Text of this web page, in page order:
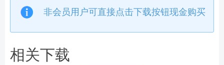
非会员用户可直接点击下载按钮现金购买
相关下载